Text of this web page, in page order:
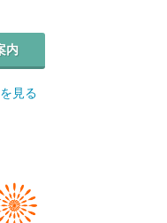
内
見る